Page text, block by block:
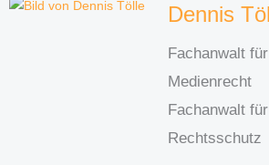
Dennis
Fachanwalt
Medienrecht
Fachanwalt
Rechtsschutz